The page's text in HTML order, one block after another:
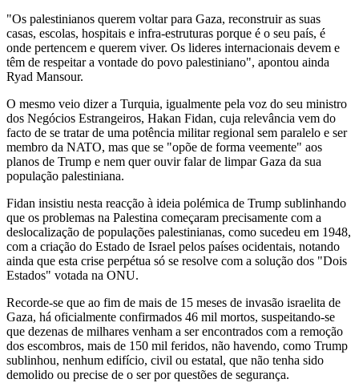
"Os palestinianos querem voltar para Gaza, reconstruir as suas
casas, escolas, hospitais e infra-estruturas porque é o seu país, é
onde pertencem e querem viver. Os lideres internacionais devem e
têm de respeitar a vontade do povo palestiniano", apontou ainda
Ryad Mansour.
O mesmo veio dizer a Turquia, igualmente pela voz do seu ministro
dos Negócios Estrangeiros, Hakan Fidan, cuja relevância vem do
facto de se tratar de uma potência militar regional sem paralelo e ser
membro da NATO, mas que se "opõe de forma veemente" aos
planos de Trump e nem quer ouvir falar de limpar Gaza da sua
população palestiniana.
Fidan insistiu nesta reacção à ideia polémica de Trump sublinhando
que os problemas na Palestina começaram precisamente com a
deslocalização de populações palestinianas, como sucedeu em 1948,
com a criação do Estado de Israel pelos países ocidentais, notando
ainda que esta crise perpétua só se resolve com a solução dos "Dois
Estados" votada na ONU.
Recorde-se que ao fim de mais de 15 meses de invasão israelita de
Gaza, há oficialmente confirmados 46 mil mortos, suspeitando-se
que dezenas de milhares venham a ser encontrados com a remoção
dos escombros, mais de 150 mil feridos, não havendo, como Trump
sublinhou, nenhum edifício, civil ou estatal, que não tenha sido
demolido ou precise de o ser por questões de segurança.